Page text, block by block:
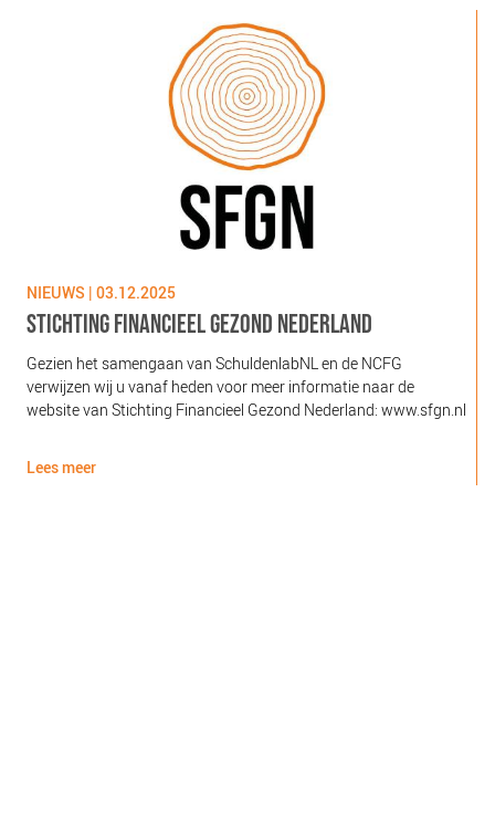
NIEUWS | 03.12.2025
STICHTING FINANCIEEL GEZOND NEDERLAND
Gezien het samengaan van SchuldenlabNL en de NCFG
verwijzen wij u vanaf heden voor meer informatie naar de
website van Stichting Financieel Gezond Nederland: www.sfgn.nl
Lees meer